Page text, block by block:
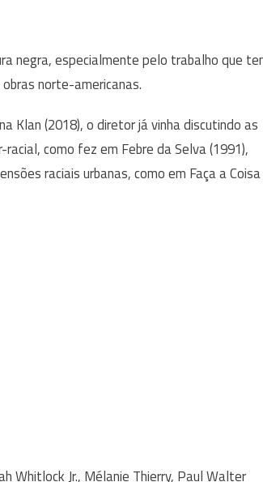
negra, especialmente pelo trabalho que
norte-americanas.
Klan (2018), o diretor já vinha discutindo as
como fez em Febre da Selva (1991),
raciais urbanas, como em Faça a Coisa
Whitlock Jr., Mélanie Thierry, Paul Walter